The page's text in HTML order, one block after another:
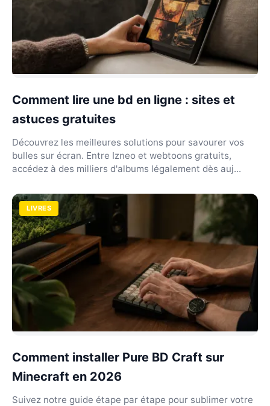
Comment lire une bd en ligne : sites et
astuces gratuites
Découvrez les meilleures solutions pour savourer vos
bulles sur écran. Entre Izneo et webtoons gratuits,
accédez à des milliers d'albums légalement dès auj...
LIVRES
Comment installer Pure BD Craft sur
Minecraft en 2026
Suivez notre guide étape par étape pour sublimer votre